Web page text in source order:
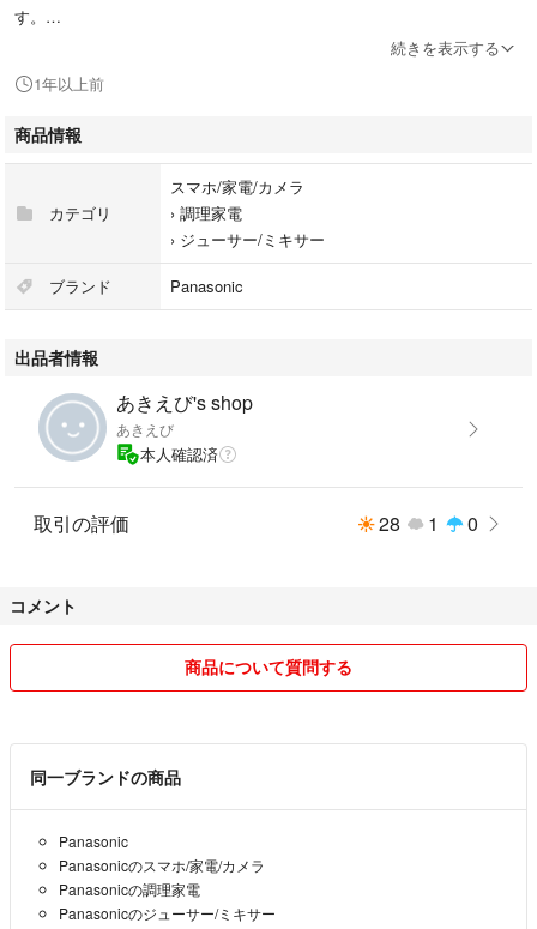
す。
半年ほど使用しました。
付属品:
購入時期:
2023年1月に購入しました。
注意事項:
• ペット・喫煙者はおりません。
ご不明な点がございましたら、お気軽にお問い合わせください。
よろしくお願いいたします。
続きを表示する
1年以上前
商品情報
カテゴリ
スマホ/家電/カメラ
› 調理家電
› ジューサー/ミキサー
ブランド Panasonic
出品者情報
あきえび's shop
あきえび
本人確認済
取引の評価 28 1 0
コメント
商品について質問する
同一ブランドの商品
Panasonic
Panasonicのスマホ/家電/カメラ
Panasonicの調理家電
Panasonicのジューサー/ミキサー